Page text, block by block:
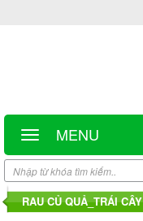
MENU
RAU CỦ QUẢ_TRÁI CÂY